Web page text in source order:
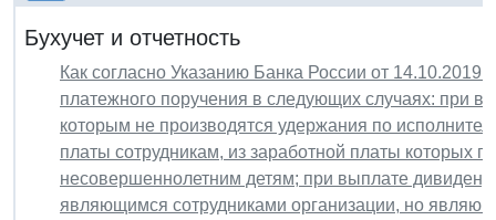
Бухучет и отчетность
Как согласно Указанию Банка России от 14.10.2019
платежного поручения в следующих случаях: при
которым не производятся удержания по
платы сотрудникам, из заработной платы которых
несовершеннолетним детям; при выплате
являющимся сотрудниками организации, но